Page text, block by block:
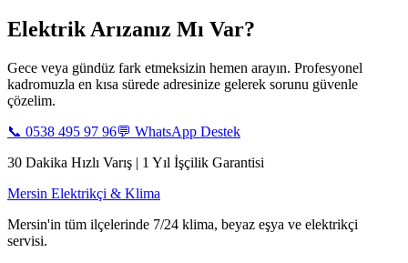
Elektrik Arızanız Mı Var?
Gece veya gündüz fark etmeksizin hemen arayın. Profesyonel
kadromuzla en kısa sürede adresinize gelerek sorunu güvenle
çözelim.
📞 0538 495 97 96💬 WhatsApp Destek
30 Dakika Hızlı Varış | 1 Yıl İşçilik Garantisi
Mersin Elektrikçi & Klima
Mersin'in tüm ilçelerinde 7/24 klima, beyaz eşya ve elektrikçi
servisi.